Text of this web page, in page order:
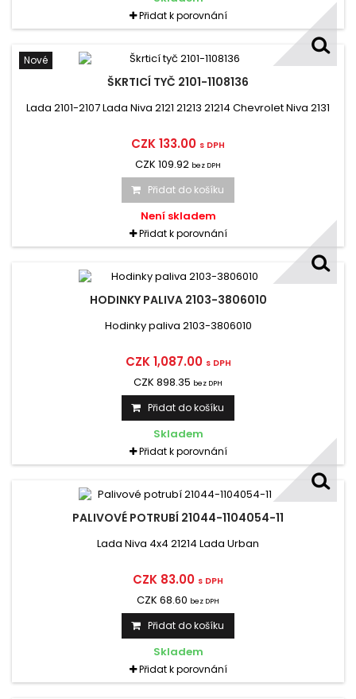
Přidat k porovnání
Nové
ŠKRTICÍ TYČ 2101-1108136
Lada 2101-2107 Lada Niva 2121 21213 21214 Chevrolet Niva 2131
CZK 133.00 s DPH
CZK 109.92 bez DPH
Přidat do košíku
Není skladem
Přidat k porovnání
HODINKY PALIVA 2103-3806010
Hodinky paliva 2103-3806010
CZK 1,087.00 s DPH
CZK 898.35 bez DPH
Přidat do košíku
Skladem
Přidat k porovnání
PALIVOVÉ POTRUBÍ 21044-1104054-11
Lada Niva 4x4 21214 Lada Urban
CZK 83.00 s DPH
CZK 68.60 bez DPH
Přidat do košíku
Skladem
Přidat k porovnání